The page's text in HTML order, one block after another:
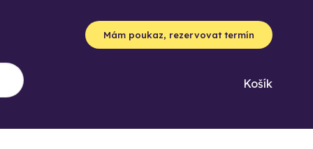
Mám poukaz, rezervovat termín
Košík